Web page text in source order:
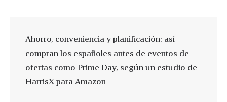
Ahorro, conveniencia y planificación: así
compran los españoles antes de eventos de
ofertas como Prime Day, según un estudio de
HarrisX para Amazon